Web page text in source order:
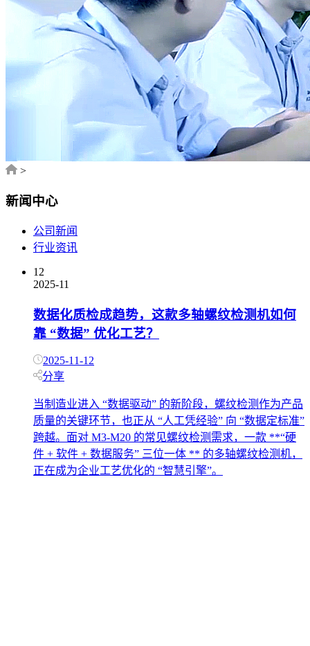
>
新闻中心
公司新闻
行业资讯
12
2025-11
数据化质检成趋势，这款多轴螺纹检测机如何
靠 “数据” 优化工艺？
2025-11-12
分享
当制造业进入 “数据驱动” 的新阶段，螺纹检测作为产品
质量的关键环节，也正从 “人工凭经验” 向 “数据定标准”
跨越。面对 M3-M20 的常见螺纹检测需求，一款 **“硬
件 + 软件 + 数据服务” 三位一体 ** 的多轴螺纹检测机，
正在成为企业工艺优化的 “智慧引擎”。